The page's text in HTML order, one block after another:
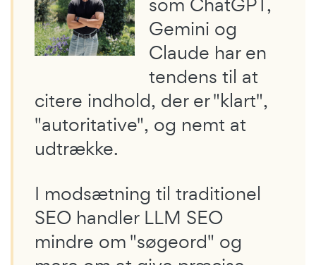
Gemini og
Claude har en
tendens til at
citere indhold, der er "klart",
"autoritative", og nemt at
udtrække.
I modsætning til traditionel
SEO handler LLM SEO
mindre om "søgeord" og